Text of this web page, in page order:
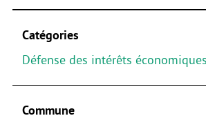
Catégories
Défense des intérêts économiques
Commune